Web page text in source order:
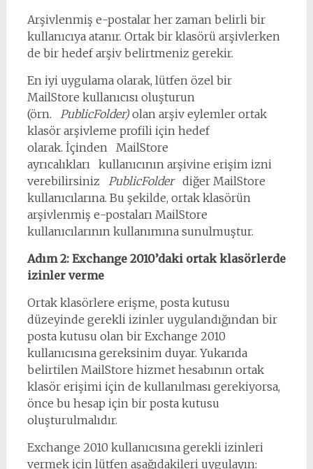
Arşivlenmiş e-postalar her zaman belirli bir
kullanıcıya atanır. Ortak bir klasörü arşivlerken
de bir hedef arşiv belirtmeniz gerekir.
En iyi uygulama olarak, lütfen özel bir
MailStore kullanıcısı oluşturun
(örn. PublicFolder)olan arşiv eylemler ortak
klasör arşivleme profili için hedef
olarak. İçinden MailStore
ayrıcalıkları kullanıcının arşivine erişim izni
verebilirsiniz PublicFolderdiğer MailStore
kullanıcılarına. Bu şekilde, ortak klasörün
arşivlenmiş e-postaları MailStore
kullanıcılarının kullanımına sunulmuştur.
Adım 2: Exchange 2010’daki ortak klasörlerde
izinler verme
Ortak klasörlere erişme, posta kutusu
düzeyinde gerekli izinler uygulandığından bir
posta kutusu olan bir Exchange 2010
kullanıcısına gereksinim duyar. Yukarıda
belirtilen MailStore hizmet hesabının ortak
klasör erişimi için de kullanılması gerekiyorsa,
önce bu hesap için bir posta kutusu
oluşturulmalıdır.
Exchange 2010 kullanıcısına gerekli izinleri
vermek için lütfen aşağıdakileri uygulayın: